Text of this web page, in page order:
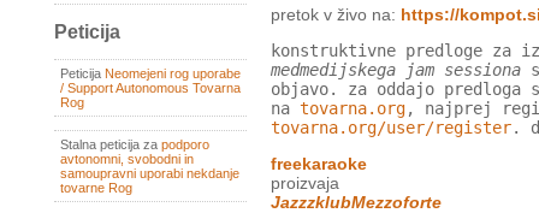
Peticija
Peticija Neomejeni rog uporabe
/ Support Autonomous Tovarna
Rog
Stalna peticija za podporo
avtonomni, svobodni in
samoupravni uporabi nekdanje
tovarne Rog
pretok v živo na: https://
konstruktivne predloge za
medmedijskega jam sessiona
objavo. za oddajo
na tovarna.org, najprej
tovarna.org/user/register.
freekaraoke
proizvaja
JazzzklubMezzoforte